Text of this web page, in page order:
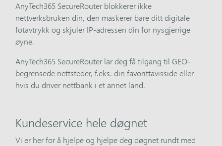
AnyTech365 SecureRouter blokkerer ikke
nettverksbruken din, den maskerer bare ditt digitale
fotavtrykk og skjuler IP-adressen din for nysgjerrige
øyne.
AnyTech365 SecureRouter lar deg få tilgang til GEO-
begrensede nettsteder, f.eks. din favorittavisside eller
hvis du driver nettbank i et annet land.
Kundeservice hele døgnet
Vi er her for å hjelpe og hjelpe deg døgnet rundt med